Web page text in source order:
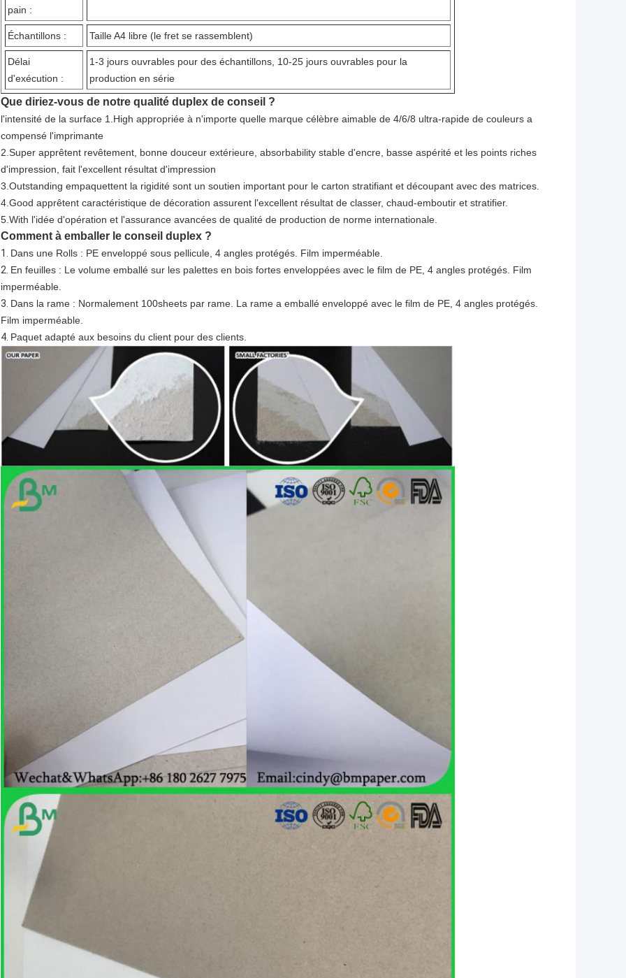
pain :
Échantillons : Taille A4 libre (le fret se rassemblent)
Délai
d'exécution :
1-3 jours ouvrables pour des échantillons, 10-25 jours ouvrables pour la
production en série
Que diriez-vous de notre qualité duplex de conseil ?
l'intensité de la surface 1.High appropriée à n'importe quelle marque célèbre aimable de 4/6/8 ultra-rapide de couleurs a
compensé l'imprimante
2.Super apprêtent revêtement, bonne douceur extérieure, absorbability stable d'encre, basse aspérité et les points riches
d'impression, fait l'excellent résultat d'impression
3.Outstanding empaquettent la rigidité sont un soutien important pour le carton stratifiant et découpant avec des matrices.
4.Good apprêtent caractéristique de décoration assurent l'excellent résultat de classer, chaud-emboutir et stratifier.
5.With l'idée d'opération et l'assurance avancées de qualité de production de norme internationale.
Comment à emballer le conseil duplex ?
1. Dans une Rolls : PE enveloppé sous pellicule, 4 angles protégés. Film imperméable.
2. En feuilles : Le volume emballé sur les palettes en bois fortes enveloppées avec le film de PE, 4 angles protégés. Film
imperméable.
3. Dans la rame : Normalement 100sheets par rame. La rame a emballé enveloppé avec le film de PE, 4 angles protégés.
Film imperméable.
4. Paquet adapté aux besoins du client pour des clients.